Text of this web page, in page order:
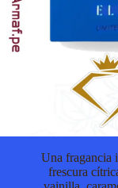
Una fragancia
frescura